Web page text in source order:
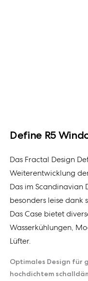
Define R5
Das Fractal Design
Weiterentwicklung
Das im Scandinavian
besonders leise
Das Case bietet
Wasserkühlungen,
Lüfter.
Optimales Design für
hochdichtem